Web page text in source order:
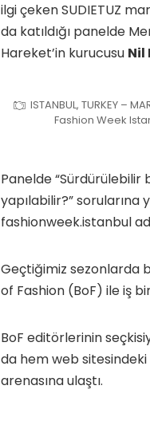
ilgi çeken SUDIETUZ
da katıldığı panelde
Hareket’in kurucusu Nil
ISTANBUL, TURKEY –
Fashion Week
Panelde “Sürdürülebilir
yapılabilir?” sorularına
fashionweek.istanbul
Geçtiğimiz sezonlarda
of Fashion (BoF) ile iş
BoF editörlerinin
da hem web
arenasına ulaştı.